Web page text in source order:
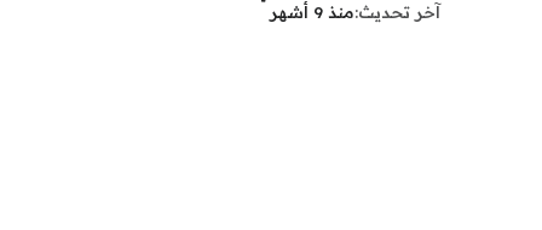
آخر تحديث منذ 9 أشهر